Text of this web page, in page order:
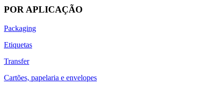
POR APLICAÇÃO
Packaging
Etiquetas
Transfer
Cartões, papelaria e envelopes